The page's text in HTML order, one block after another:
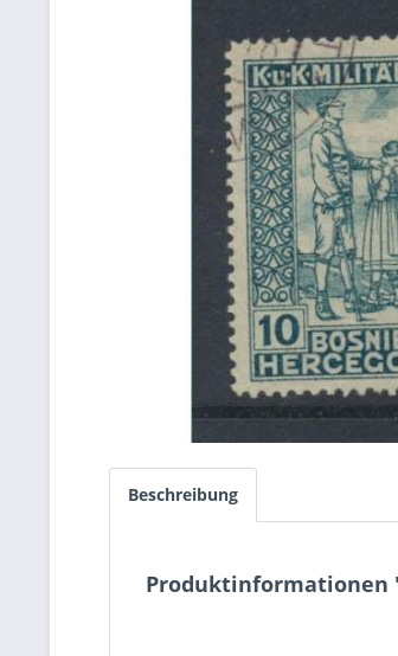
Beschreibung
Produktinformationen